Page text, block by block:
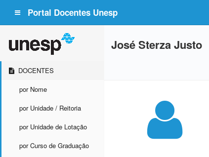
Portal Docentes Unesp
DOCENTES
por Nome
por Unidade / Reitoria
por Unidade de Lotação
por Curso de Graduação
José Sterza Justo